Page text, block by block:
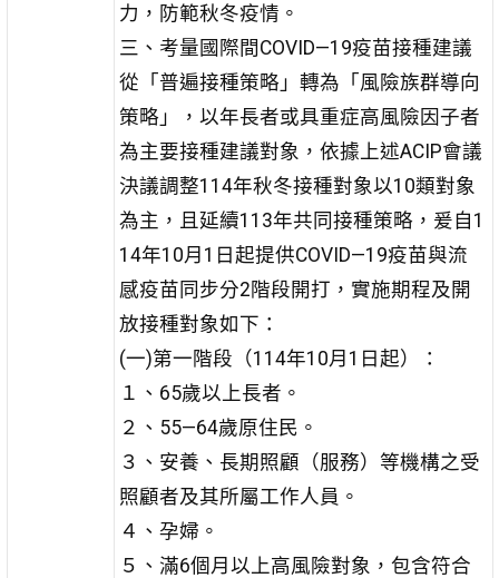
力，防範秋冬疫情。
三、考量國際間COVID—19疫苗接種建議
從「普遍接種策略」轉為「風險族群導向
策略」，以年長者或具重症高風險因子者
為主要接種建議對象，依據上述ACIP會議
決議調整114年秋冬接種對象以10類對象
為主，且延續113年共同接種策略，爰自1
14年10月1日起提供COVID—19疫苗與流
感疫苗同步分2階段開打，實施期程及開
放接種對象如下：
(一)第一階段（114年10月1日起）：
１、65歲以上長者。
２、55—64歲原住民。
３、安養、長期照顧（服務）等機構之受
照顧者及其所屬工作人員。
４、孕婦。
５、滿6個月以上高風險對象，包含符合